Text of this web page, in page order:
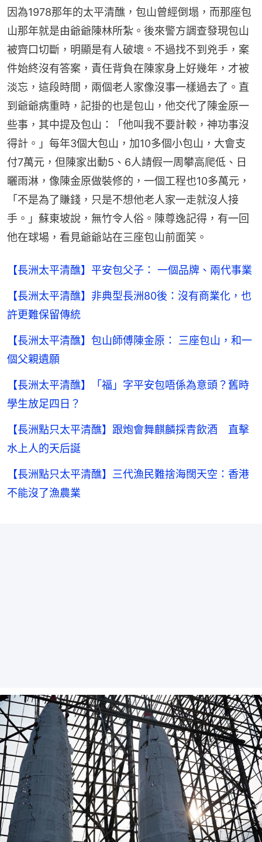
因為1978那年的太平清醮，包山曾經倒塌，而那座包
山那年就是由爺爺陳林所紮。後來警方調查發現包山
被齊口切斷，明顯是有人破壞。不過找不到兇手，案
件始終沒有答案，責任背負在陳家身上好幾年，才被
淡忘，這段時間，兩個老人家像沒事一樣過去了。直
到爺爺病重時，記掛的也是包山，他交代了陳金原一
些事，其中提及包山：「他叫我不要計較，神功事沒
得計。」每年3個大包山，加10多個小包山，大會支
付7萬元，但陳家出動5、6人請假一周攀高爬低、日
曬雨淋，像陳金原做裝修的，一個工程也10多萬元，
「不是為了賺錢，只是不想他老人家一走就沒人接
手。」蘇東坡說，無竹令人俗。陳尊逸記得，有一回
他在球場，看見爺爺站在三座包山前面笑。
【長洲太平清醮】平安包父子： 一個品牌、兩代事業
【長洲太平清醮】非典型長洲80後：沒有商業化，也
許更難保留傳統
【長洲太平清醮】包山師傅陳金原： 三座包山，和一
個父親遺願
【長洲太平清醮】「福」字平安包唔係為意頭？舊時
學生放足四日？
【長洲點只太平清醮】跟炮會舞麒麟採青飲酒 直擊
水上人的天后誕
【長洲點只太平清醮】三代漁民難捨海闊天空：香港
不能沒了漁農業